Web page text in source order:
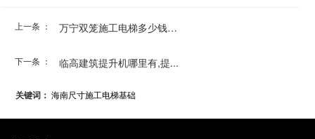
上一条 ： 万宁双笼施工电梯多少钱一...
下一条 ： 临高建筑提升机哪里有,提...
关键词： 海南尺寸施工电梯基础